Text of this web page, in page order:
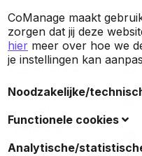
Akti
7 op 7 support
Support via mail
Support via
support
CoManage maakt
zorgen dat jij deze
hier meer over hoe we
je instellingen kan
Noodzakelijke/
Deze cookies
gebruiksvriendelijkheid
van de bezoekers te
Functionele cookies
Ook bekend als
Analytische/